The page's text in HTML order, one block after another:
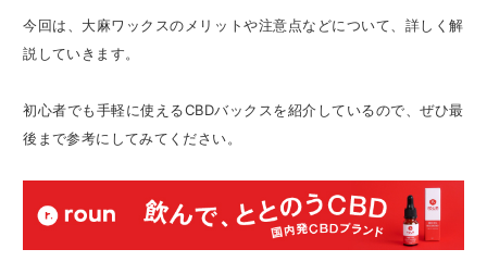
今回は、大麻ワックスのメリットや注意点などについて、詳しく解
説していきます。
初心者でも手軽に使えるCBDバックスを紹介しているので、ぜひ最
後まで参考にしてみてください。